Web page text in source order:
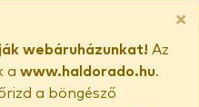
×
webáruházunkat! Az
a www.haldorado.hu.
a böngésző